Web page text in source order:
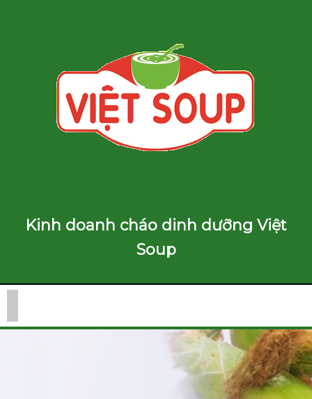
Kinh doanh cháo dinh dưỡng Việt
Soup